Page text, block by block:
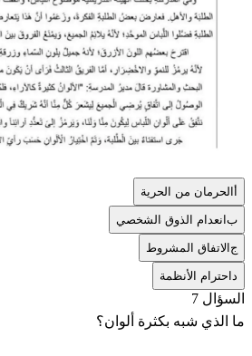
الحرمان من الحرية
بانعدام الذوق الشخصي
جالاتفاق المشروط
احترام الأنظمة
السؤال 7
ما الذي شبه بكثرة ألوان؟